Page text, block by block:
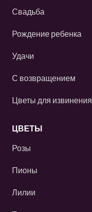
Свадьба
Рождение ребенка
Удачи
С возвращением
Цветы для извинения
ЦВЕТЫ
Розы
Пионы
Лилии